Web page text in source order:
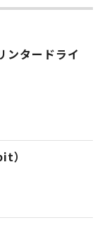
ンタードライ
）